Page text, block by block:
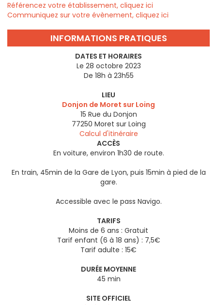
Référencez votre établissement, cliquez ici
Communiquez sur votre évènement, cliquez ici
INFORMATIONS PRATIQUES
DATES ET HORAIRES
Le 28 octobre 2023
De 18h à 23h55
LIEU
Donjon de Moret sur Loing
15 Rue du Donjon
77250 Moret sur Loing
Calcul d'itinéraire
ACCÈS
En voiture, environ 1h30 de route.
En train, 45min de la Gare de Lyon, puis 15min à pied de la
gare.
Accessible avec le pass Navigo.
TARIFS
Moins de 6 ans : Gratuit
Tarif enfant (6 à 18 ans) : 7,5€
Tarif adulte : 15€
DURÉE MOYENNE
45 min
SITE OFFICIEL